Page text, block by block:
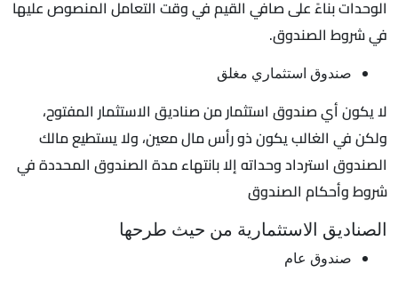
الوحدات بناءً على صافي القيم في وقت التعامل المنصوص عليها
في شروط الصندوق.
صندوق استثماري مغلق
لا يكون أي صندوق استثمار من صناديق الاستثمار المفتوح،
ولكن في الغالب يكون ذو رأس مال معين، ولا يستطيع مالك
الصندوق استرداد وحداته إلا بانتهاء مدة الصندوق المحددة في
شروط وأحكام الصندوق
الصناديق الاستثمارية من حيث طرحها
صندوق عام